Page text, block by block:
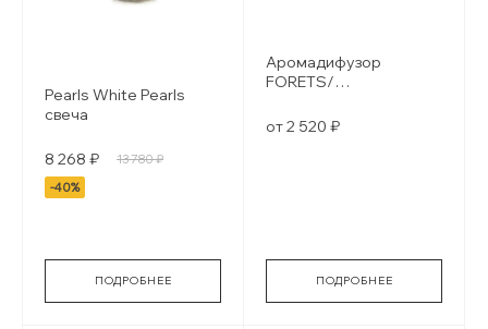
Pearls White Pearls
свеча
8 268 ₽
13 780 ₽
-40%
ПОДРОБНЕЕ
Аромадифузор
FORETS/
от 2 520 ₽
ПОДРОБНЕЕ